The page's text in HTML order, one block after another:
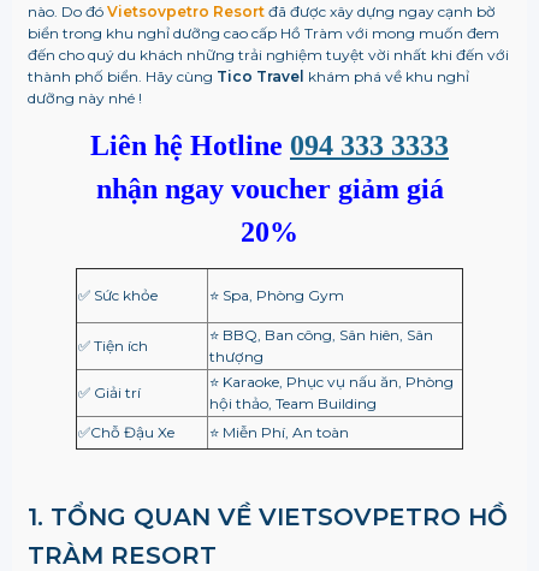
nào. Do đó Vietsovpetro Resortđã được xây dựng ngay cạnh bờ
biển trong khu nghỉ dưỡng cao cấp Hồ Tràm với mong muốn đem
đến cho quý du khách những trải nghiệm tuyệt vời nhất khi đến với
thành phố biển. Hãy cùng Tico Travel khám phá về khu nghỉ
dưỡng này nhé !
Liên hệ Hotline 094 333 3333
nhận ngay voucher giảm giá
20%
✅ Sức khỏe ⭐ Spa, Phòng Gym
✅ Tiện ích
⭐ BBQ, Ban công, Sân hiên, Sân
thượng
✅ Giải trí
⭐ Karaoke, Phục vụ nấu ăn, Phòng
hội thảo, Team Building
✅Chỗ Đậu Xe
⭐ Miễn Phí, An toàn
1. TỔNG QUAN VỀ VIETSOVPETRO HỒ
TRÀM RESORT